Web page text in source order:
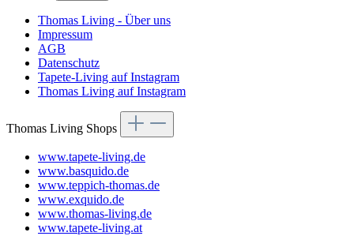
Thomas Living - Über uns
Impressum
AGB
Datenschutz
Tapete-Living auf Instagram
Thomas Living auf Instagram
Thomas Living Shops
www.tapete-living.de
www.basquido.de
www.teppich-thomas.de
www.exquido.de
www.thomas-living.de
www.tapete-living.at